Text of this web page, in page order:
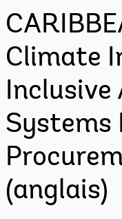
Climate
Inclusive
Systems
(anglais)